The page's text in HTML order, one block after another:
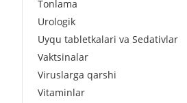
Tonlama
Urologik
Uyqu tabletkalari va Sedativlar
Vaktsinalar
Viruslarga qarshi
Vitaminlar